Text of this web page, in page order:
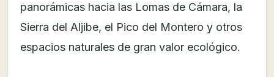
panorámicas hacia las Lomas de Cámara, la
Sierra del Aljibe, el Pico del Montero y otros
espacios naturales de gran valor ecológico.